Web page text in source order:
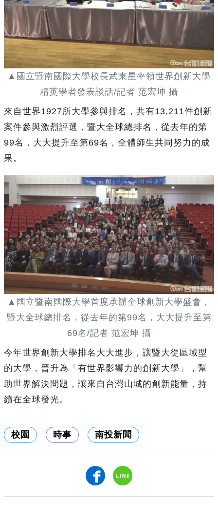
▲國立暨南國際大學校長武東星率領世界創新大學
精英學者發表談話/記者 范宏坤 攝
來自世界1927所大學參與排名，共有13,211件創新
案件參與激烈評選，暨大全球總排名，從去年的第
99名，大大提升至第69名，全體師生共同努力的成
果。
▲國立暨南國際大學首度承辦全球創新大學盛會，
暨大全球總排名，從去年的第99名，大大提升至第
69名/記者 范宏坤 攝
今年世界創新大學排名大大進步，讓暨大從區域型
的大學，晉升為「有世界影響力的創新大學」，幫
助世界解決問題，讓來自台灣山城的創新能量，持
續在全球發光。
校園 時事 南投新聞